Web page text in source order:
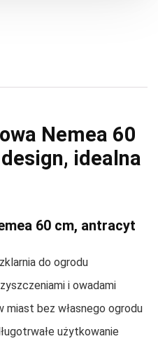
Nemea 60
idealna
60 cm, antracyt
do ogrodu
i owadami
miast bez własnego ogrodu
użytkowanie